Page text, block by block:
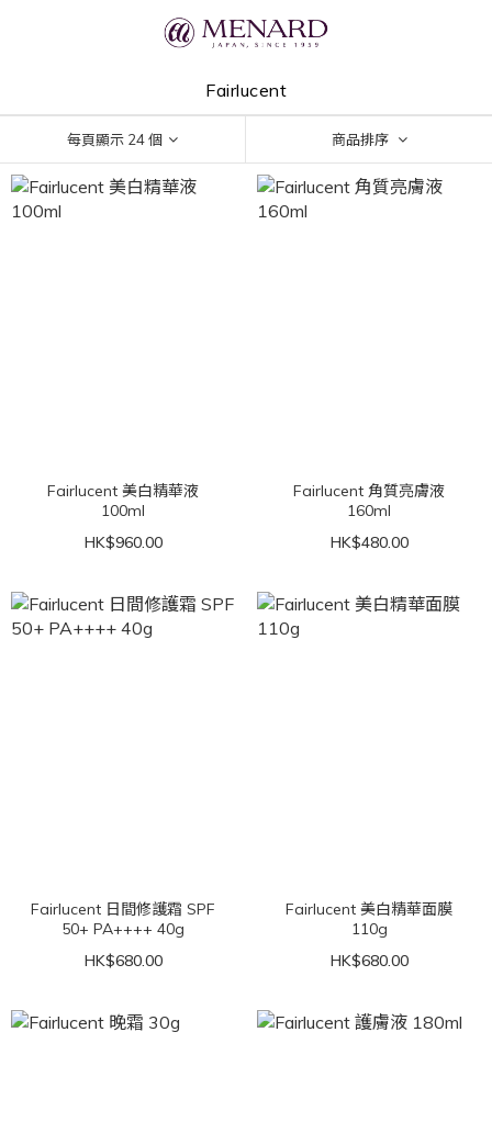
Fairlucent
每頁顯示 24 個 商品排序
Fairlucent 美白精華液
100ml
HK$960.00
Fairlucent 角質亮膚液
160ml
HK$480.00
Fairlucent 日間修護霜 SPF
50+ PA++++ 40g
HK$680.00
Fairlucent 美白精華面膜
110g
HK$680.00